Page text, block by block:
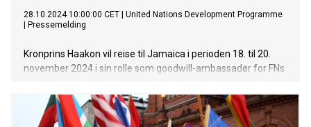
28.10.2024 10:00:00 CET
United Nations Development Programme
Pressemelding
Kronprins Haakon vil reise til Jamaica i perioden 18. til 20.
november 2024 i sin rolle som goodwill-ambassadør for FNs
rollen siden 2003, er sterkt engasjert i arbeidet med å
fremme FNs bærekraftsmål, særlig mål 1 om å utrydde